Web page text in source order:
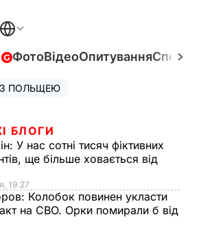
ФотоВідеоОпитування
ПОЛЬЩЕЮ
БЛОГИ
У нас сотні тисяч фіктивних
ще більше ховається від
19.27
Колобок повинен укласти
на СВО. Орки помирали б від